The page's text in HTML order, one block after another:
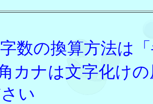
数の換算方法は
カナは文字化け
い